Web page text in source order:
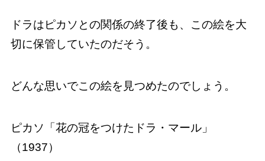
ドラはピカソとの関係の終了後も、この絵を大
切に保管していたのだそう。
どんな思いでこの絵を見つめたのでしょう。
ピカソ「花の冠をつけたドラ・マール」
（1937）